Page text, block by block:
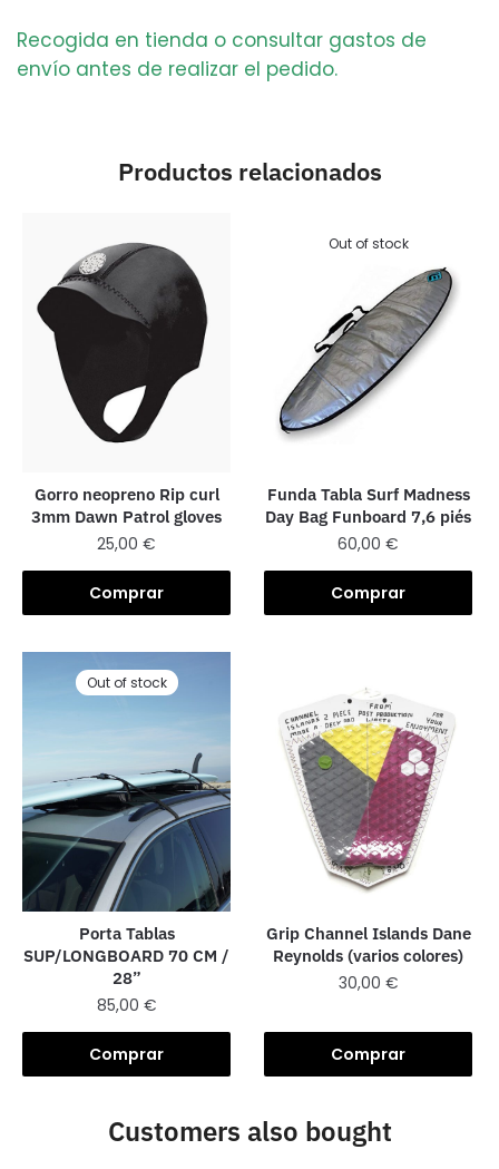
Recogida en tienda o consultar gastos de
envío antes de realizar el pedido.
Productos relacionados
Gorro neopreno Rip curl
3mm Dawn Patrol gloves
25,00€
Comprar
Out of stock
Funda Tabla Surf Madness
Day Bag Funboard 7,6 piés
60,00€
Comprar
Out of stock
Porta Tablas
SUP/LONGBOARD 70 CM /
28”
85,00 €
Comprar
Grip Channel Islands Dane
Reynolds (varios colores)
30,00 €
Comprar
Customers also bought